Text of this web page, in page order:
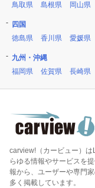
鳥取県
島根県 岡山県
四国
徳島県
香川県 愛媛県
九州・沖縄
福岡県
佐賀県 長崎県
carview!（カービュー）
らゆる情報やサービスを
報から、ユーザーや専門
多く掲載しています。